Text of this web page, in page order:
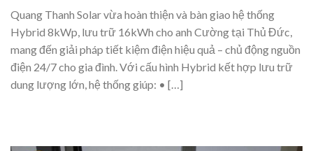
Quang Thanh Solar vừa hoàn thiện và bàn giao hệ thống
Hybrid 8kWp, lưu trữ 16kWh cho anh Cường tại Thủ Đức,
mang đến giải pháp tiết kiệm điện hiệu quả – chủ động nguồn
điện 24/7 cho gia đình. Với cấu hình Hybrid kết hợp lưu trữ
dung lượng lớn, hệ thống giúp: • […]